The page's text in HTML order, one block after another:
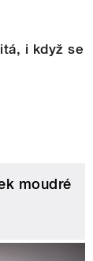
i když se
moudré